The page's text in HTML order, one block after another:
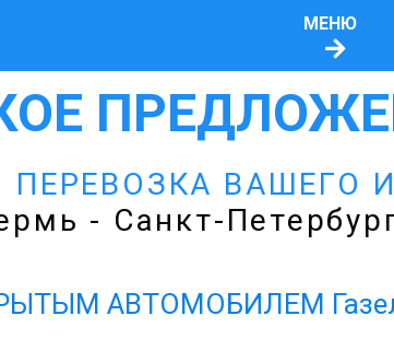
МЕНЮ
ПЕРЕВОЗКА ВАШЕГО
- Санкт-
АВТОМОБИЛЕМ